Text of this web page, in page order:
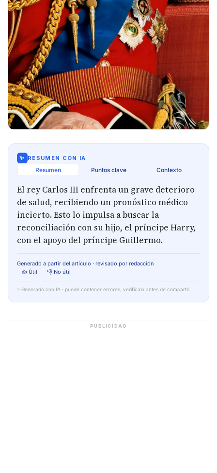
✨ RESUMEN CON IA
Resumen Puntos clave Contexto
El rey Carlos III enfrenta un grave deterioro
de salud, recibiendo un pronóstico médico
incierto. Esto lo impulsa a buscar la
reconciliación con su hijo, el príncipe Harry,
con el apoyo del príncipe Guillermo.
Generado a partir del artículo · revisado por redacción
👍 Útil
👎 No útil
✨ Generado con IA · puede contener errores, verifícalo antes de compartir.
PUBLICIDAD